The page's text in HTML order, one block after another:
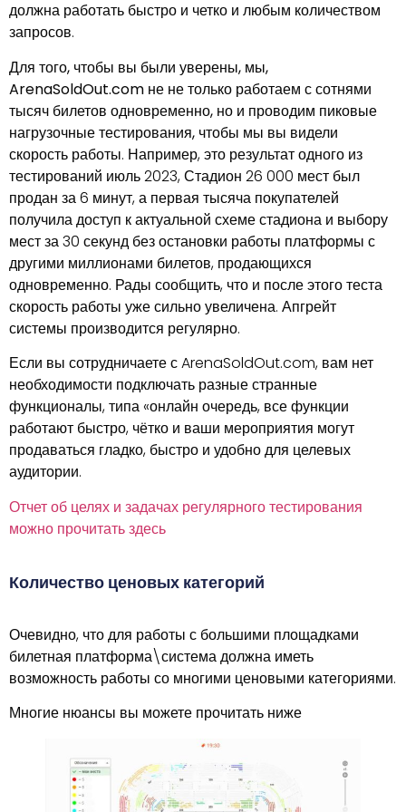
должна работать быстро и четко и любым количеством
запросов.
Для того, чтобы вы были уверены, мы,
ArenaSoldOut.com не не только работаем с сотнями
тысяч билетов одновременно, но и проводим пиковые
нагрузочные тестирования, чтобы мы вы видели
скорость работы. Например, это результат одного из
тестирований июль 2023, Стадион 26 000 мест был
продан за 6 минут, а первая тысяча покупателей
получила доступ к актуальной схеме стадиона и выбору
мест за 30 секунд без остановки работы платформы с
другими миллионами билетов, продающихся
одновременно. Рады сообщить, что и после этого теста
скорость работы уже сильно увеличена. Апгрейт
системы производится регулярно.
Если вы сотрудничаете с ArenaSoldOut.com, вам нет
необходимости подключать разные странные
функционалы, типа «онлайн очередь, все функции
работают быстро, чётко и ваши мероприятия могут
продаваться гладко, быстро и удобно для целевых
аудитории.
Отчет об целях и задачах регулярного тестирования
можно прочитать здесь
Количество ценовых категорий
Очевидно, что для работы с большими площадками
билетная платформа\система должна иметь
возможность работы со многими ценовыми категориями.
Многие нюансы вы можете прочитать ниже